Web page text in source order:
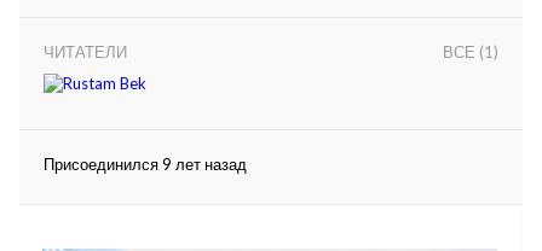
ЧИТАТЕЛИ ВСЕ (1)
Присоединился 9 лет назад